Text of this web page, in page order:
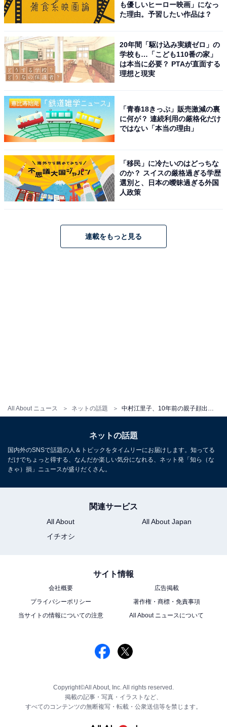
All About ニュース ネットの話題
も優しいヒーロー映画」になっ
た理由。予習したい作品は？
20年間「駆け込み実績ゼロ」の
学校も…「こども110番の家」
は本当に必要？ PTAが直面する
理想と現実
「青春18きっぷ」販売激減の裏
に何が？ 連続利用の厳格化だけ
ではない「本当の理由」
「移民」に冷たいのはどっちな
のか？ スイスの厳格過ぎる学歴
選別と、日本の曖昧過ぎる外国
人政策
連載をもっと見る
ネットの話題
国内外のSNSで話題の人＆トピックをタイムリーにお届けします。知ってる
だけでちょっと得する、なんだか楽しい気分になれる、ネット発「知ら（な
きゃ）損」ニュースが盛りだくさん。
関連サービス
All About
All About Japan
イチオシ
サイト情報
会社概要
広告掲載
プライバシーポリシー
著作権・商標・免責事項
当サイトの情報についての注意
All About ニュースについて
Copyright©All About, Inc. All rights reserved.
掲載の記事・写真・イラストなど、
すべてのコンテンツの無断複写・転載・公衆送信等を禁じます。